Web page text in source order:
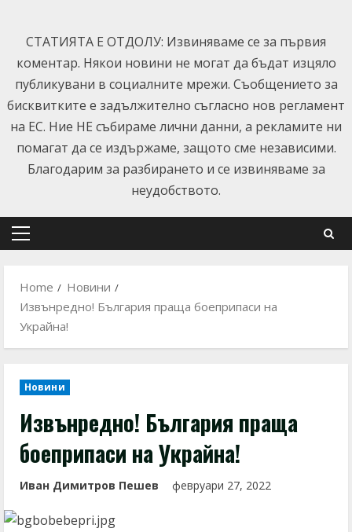
content
СТАТИЯТА Е ОТДОЛУ: Извиняваме се за първия
коментар. Някои новини не могат да бъдат изцяло
публикувани в социалните мрежи. Съобщението за
бисквитките е задължително съгласно нов регламент
на ЕС. Ние НЕ събираме лични данни, а рекламите ни
помагат да се издържаме, защото сме независими.
Благодарим за разбирането и се извиняваме за
неудобството.
Primary
Home
Новини
Извънредно! България праща боеприпаси на
Украйна!
Новини
Извънредно! България праща
боеприпаси на Украйна!
Иван Димитров Пешев февруари 27, 2022